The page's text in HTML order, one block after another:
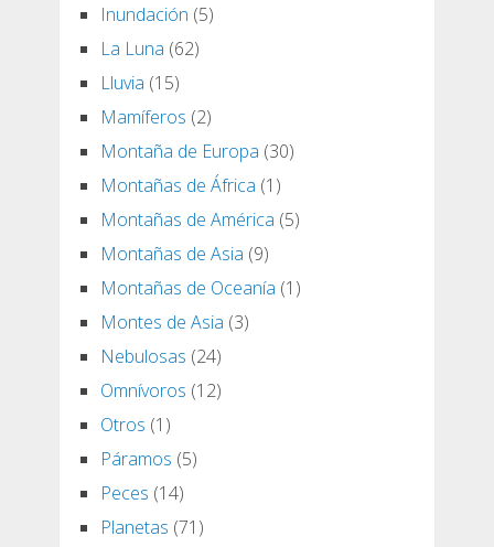
Inundación (5)
La Luna (62)
Lluvia (15)
Mamíferos (2)
Montaña de Europa (30)
Montañas de África (1)
Montañas de América (5)
Montañas de Asia (9)
Montañas de Oceanía (1)
Montes de Asia (3)
Nebulosas (24)
Omnívoros (12)
Otros (1)
Páramos (5)
Peces (14)
Planetas (71)